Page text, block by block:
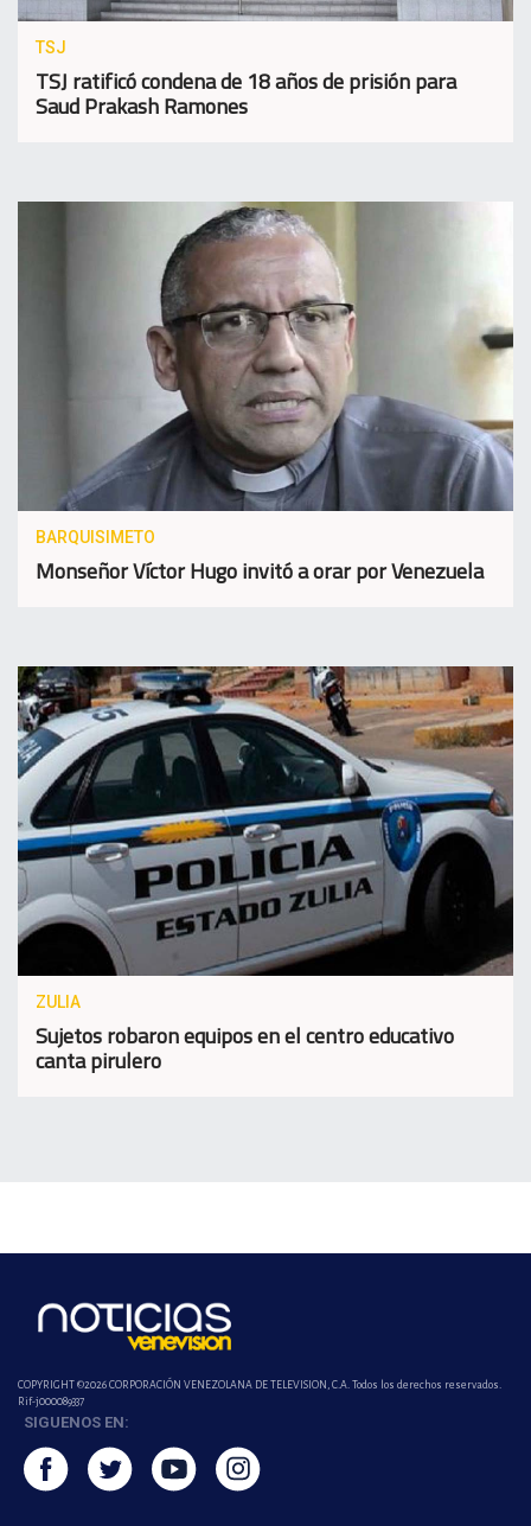
TSJ
TSJ ratificó condena de 18 años de prisión para
Saud Prakash Ramones
BARQUISIMETO
Monseñor Víctor Hugo invitó a orar por Venezuela
ZULIA
Sujetos robaron equipos en el centro educativo
canta pirulero
COPYRIGHT ©2026 CORPORACIÓN VENEZOLANA DE TELEVISION, C.A. Todos los derechos reservados.
Rif-j000089337
SIGUENOS EN: